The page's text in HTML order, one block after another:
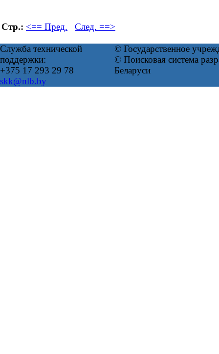
Стр.: <== Пред. След. ==>
Служба технической
поддержки:
+375 17 293 29 78
skk@nlb.by
© Государственное
© Поисковая система
Беларуси